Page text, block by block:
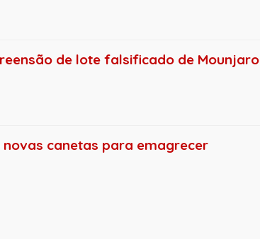
de lote falsificado de Mounjaro
canetas para emagrecer